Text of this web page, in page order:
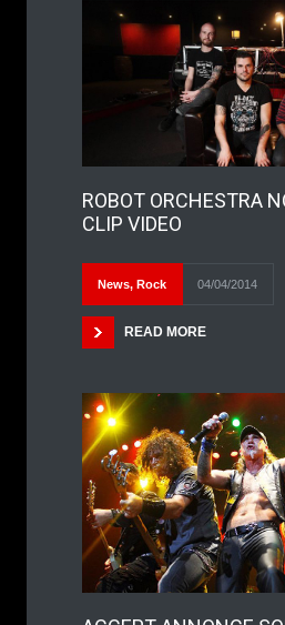
ROBOT ORCHESTRA
CLIP VIDEO
News, Rock 04/04/2014
READ MORE